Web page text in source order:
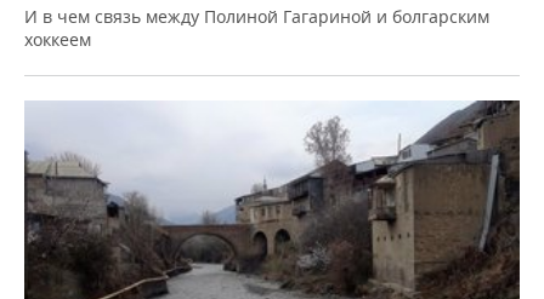
И в чем связь между Полиной Гагариной и болгарским
хоккеем